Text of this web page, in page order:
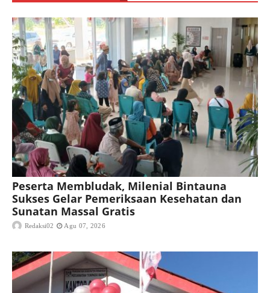
Peserta Membludak, Milenial Bintauna
Sukses Gelar Pemeriksaan Kesehatan dan
Sunatan Massal Gratis
Redaksi02 Agu 07, 2026